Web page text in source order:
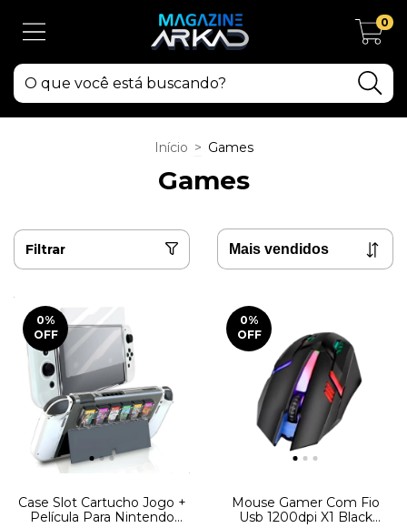
0
Início > Games
Games
Filtrar
0%
OFF
Case Slot Cartucho Jogo +
Película Para Nintendo
0%
OFF
Mouse Gamer Com Fio
Usb 1200dpi X1 Black